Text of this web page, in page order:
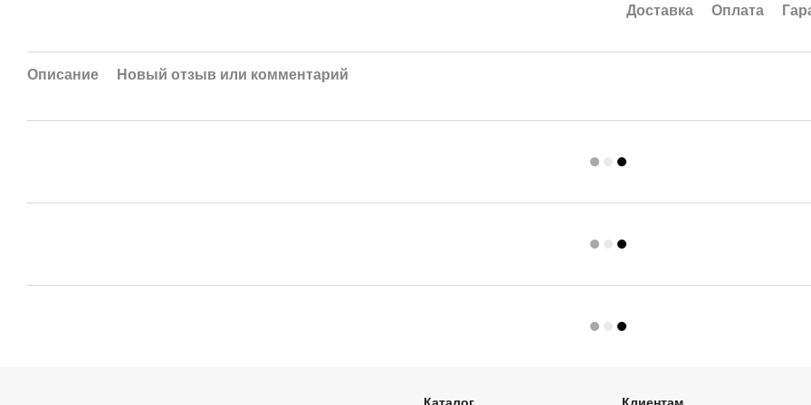
Доставка Оплата
Описание Новый отзыв или комментарий